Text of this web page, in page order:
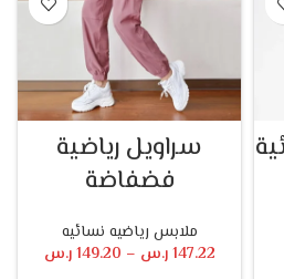
سراويل رياضية
فضفاضة
ملابس رياضيه نسائيه
147.22 ر.س –
149.20 ر.س